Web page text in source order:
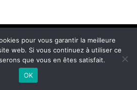
Générales de Vente
Magazine All rights reserved.
pour vous garantir la meilleure
web. Si vous continuez à utiliser ce
que vous en êtes satisfait.
OK